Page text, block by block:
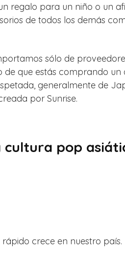
regalo para un niño o un
de todos los demás
sólo de
de que estás comprando
generalmente de
por Sunrise.
pop
crece en nuestro